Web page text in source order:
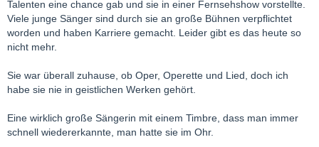
Talenten eine chance gab und sie in einer Fernsehshow vorstellte.
Viele junge Sänger sind durch sie an große Bühnen verpflichtet
worden und haben Karriere gemacht. Leider gibt es das heute so
nicht mehr.
Sie war überall zuhause, ob Oper, Operette und Lied, doch ich
habe sie nie in geistlichen Werken gehört.
Eine wirklich große Sängerin mit einem Timbre, dass man immer
schnell wiedererkannte, man hatte sie im Ohr.